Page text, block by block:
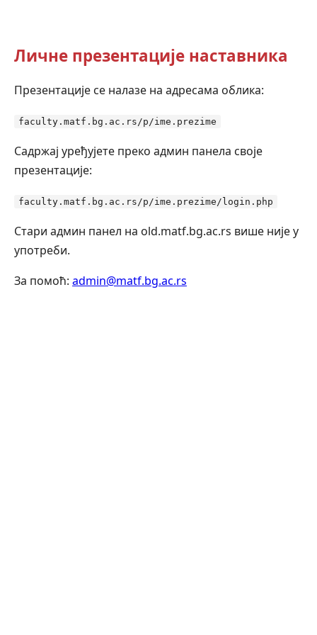
Личне презентације наставника
Презентације се налазе на адресама облика:
faculty.matf.bg.ac.rs/p/ime.prezime
Садржај уређујете преко админ панела своје
презентације:
faculty.matf.bg.ac.rs/p/ime.prezime/login.php
Стари админ панел на old.matf.bg.ac.rs више није у
употреби.
За помоћ: admin@matf.bg.ac.rs